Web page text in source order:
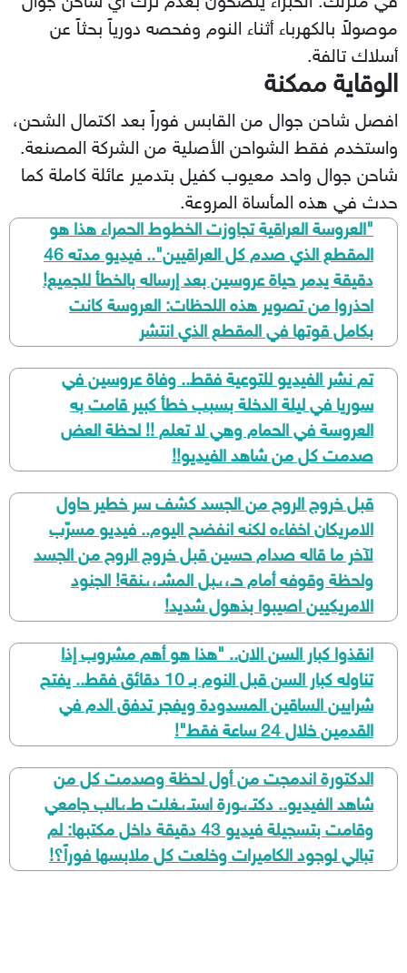
موصولاً بالكهرباء أثناء النوم وفحصه دورياً بحثاً عن
أسلاك تالفة.
الوقاية ممكنة
افصل شاحن جوال من القابس فوراً بعد اكتمال الشحن،
واستخدم فقط الشواحن الأصلية من الشركة المصنعة.
شاحن جوال واحد معيوب كفيل بتدمير عائلة كاملة كما
حدث في هذه المأساة المروعة.
​"العروسة العراقية تجاوزت الخطوط الحمراء هذا هو
المقطع الذي صدم كل العراقيين".. فيديو مدته 46
دقيقة يدمر حياة عروسين بعد إرساله بالخطأ للجميع!
احذروا من تصوير هذه اللحظات: العروسة كانت
بكامل قوتها في المقطع الذي انتشر
تم نشر الفيديو للتوعية فقط.. وفاة عروسين في
سوريا في ليلة الدخلة بسبب خطأ كبير قامت به
العروسة في الحمام وهي لا تعلم !! لحظة العض
صدمت كل من شاهد الفيديو!!
قبل خروج الروح من الجسد كشف سر خطير حاول
الامريكان اخفاءه لكنه انفضح اليوم.. فيديو مسرّب
لآخر ما قاله صدام حسين قبل خروج الروح من الجسد
ولحظة وقوفه أمام حـ،،ـبل المشـ،،ـنقة! الجنود
الامريكيين اصيبوا بذهول شديد!
انقذوا كبار السن الان.. "هذا هو أهم مشروب إذا
تناوله كبار السن قبل النوم بـ 10 دقائق فقط.. يفتح
شرايين الساقين المسدودة ويفجر تدفق الدم في
القدمين خلال 24 ساعة فقط"!
الدكتورة اندمجت من أول لحظة وصدمت كل من
شاهد الفيديو.. دكتـ،ـورة استـ،ـغلت طـ،ـالب جامعي
وقامت بتسجيلة فيديو 43 دقيقة داخل مكتبها: لم
تبالي لوجود الكاميرات وخلعت كل ملابسها فوراً؟!